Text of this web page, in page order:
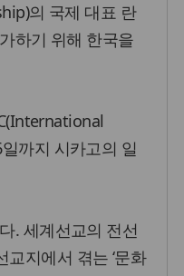
의 국제 대표 란
하기 위해 한국을
까지 시카고의 일
. 세계선교의 전선
지에서 겪는 ‘문화